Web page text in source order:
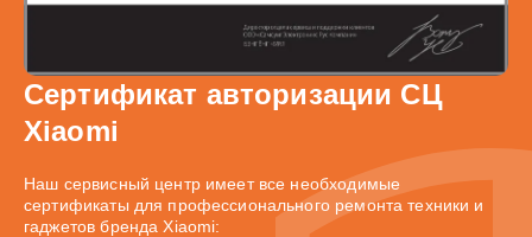
Сертификат авторизации СЦ
Xiaomi
Наш сервисный центр имеет все необходимые
сертификаты для профессионального ремонта техники и
гаджетов бренда Xiaomi: